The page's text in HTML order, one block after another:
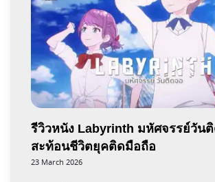
รีวิวหนัง Labyrinth มหัศจรรย์วันติ
สะท้อนชีวิตยุคติดมือถือ
23 March 2026